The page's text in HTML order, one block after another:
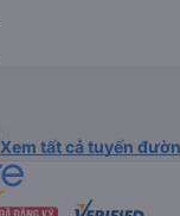
Xem tất cả tuyến